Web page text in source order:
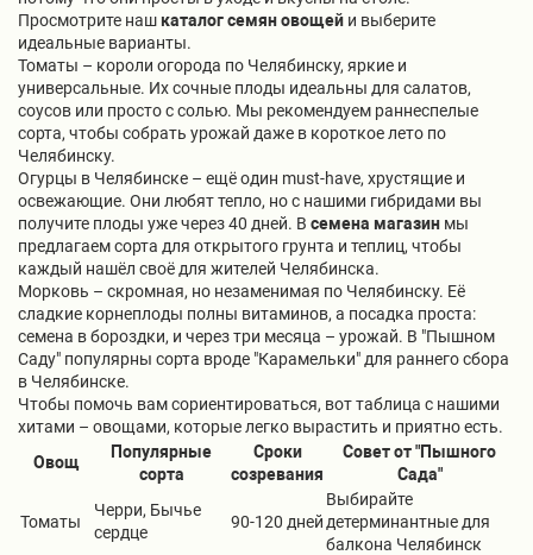
Просмотрите наш каталог семян овощей и выберите
идеальные варианты.
Томаты – короли огорода по Челябинску, яркие и
универсальные. Их сочные плоды идеальны для салатов,
соусов или просто с солью. Мы рекомендуем раннеспелые
сорта, чтобы собрать урожай даже в короткое лето по
Челябинску.
Огурцы в Челябинске – ещё один must-have, хрустящие и
освежающие. Они любят тепло, но с нашими гибридами вы
получите плоды уже через 40 дней. В семена магазин мы
предлагаем сорта для открытого грунта и теплиц, чтобы
каждый нашёл своё для жителей Челябинска.
Морковь – скромная, но незаменимая по Челябинску. Её
сладкие корнеплоды полны витаминов, а посадка проста:
семена в бороздки, и через три месяца – урожай. В "Пышном
Саду" популярны сорта вроде "Карамельки" для раннего сбора
в Челябинске.
Чтобы помочь вам сориентироваться, вот таблица с нашими
хитами – овощами, которые легко вырастить и приятно есть.
Овощ
Популярные
сорта
Сроки
созревания
Совет от "Пышного
Сада"
Томаты
Черри, Бычье
сердце
90-120 дней
Выбирайте
детерминантные для
балкона Челябинск